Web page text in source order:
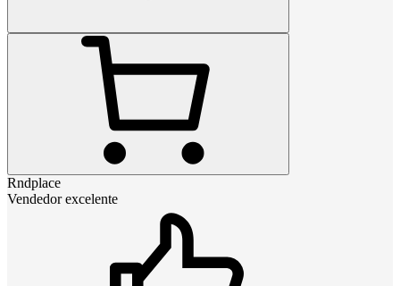
Rndplace
Vendedor excelente